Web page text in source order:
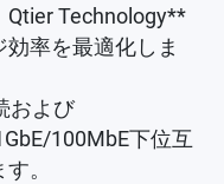
Qtier Technology**
効率を最適化しま
および
100MbE下位互
。